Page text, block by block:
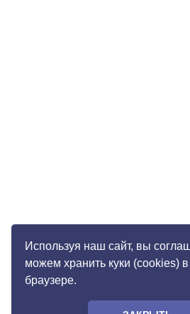
Используя наш сайт, вы
можем хранить куки (cookies)
браузере.